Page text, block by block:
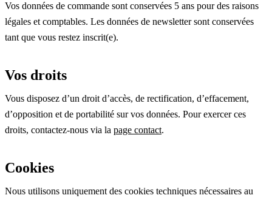
Vos données de commande sont conservées 5 ans pour des raisons
légales et comptables. Les données de newsletter sont conservées
tant que vous restez inscrit(e).
Vos droits
Vous disposez d’un droit d’accès, de rectification, d’effacement,
d’opposition et de portabilité sur vos données. Pour exercer ces
droits, contactez-nous via la page contact.
Cookies
Nous utilisons uniquement des cookies techniques nécessaires au